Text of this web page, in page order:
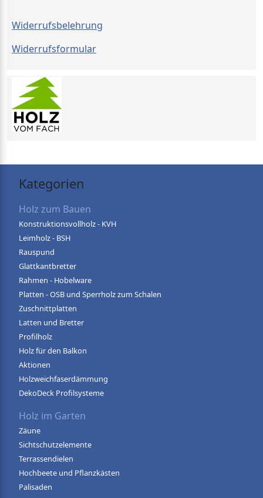
Widerrufsbelehrung
Widerrufsformular
Kategorien
Holz zum Bauen
Konstruktionsvollholz - KVH
Leimholz - BSH
Rauspund
Glattkantbretter
Rahmen - Hobelware
Platten - OSB und Sperrholz zum Schalen
Zuschnittplatten
Latten und Bretter
Profilholz
Holz für den Balkon
Aktionen
Holzweichfaserdämmung
DekoDeck Profilsysteme
Holz im Garten
Zäune
Sichtschutzelemente
Terrassendielen
Hochbeete und Pflanzkästen
Palisaden